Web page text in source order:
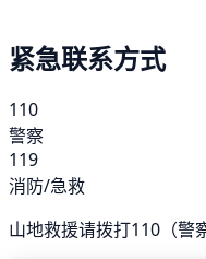
紧急联系方式
110
警察
119
消防/急救
山地救援请拨打110（警